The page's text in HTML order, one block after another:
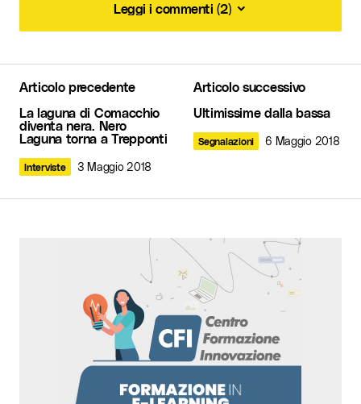
Leggi i commenti (2)
[…] → Retrobottega Travagli […]
Una guida per Ferrara da veri Local - Wildflowers
Rispondi
Il tuo indirizzo email non sarà pubblicato.
campi obbligatori sono contrassegnati*
Articolo precedente
La laguna di Comacchio
diventa nera. Nero
Laguna torna a Trepponti
Interviste 3 Maggio 2018
Articolo successivo
Ultimissime dalla bassa
Segnalazioni 6 Maggio 2018